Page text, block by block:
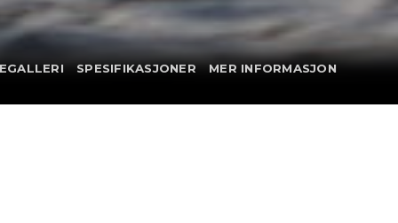
SPESIFIKASJONER MER INFORMASJON